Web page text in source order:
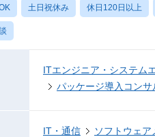
土日祝休み 休日120日以上
ITエンジニア・システム
パッケージ導入コンサ
IT・通信 ソフトウェア